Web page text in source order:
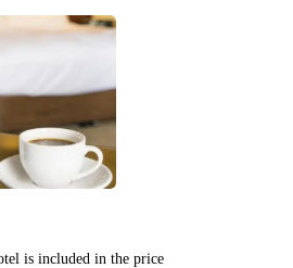
is included in the price